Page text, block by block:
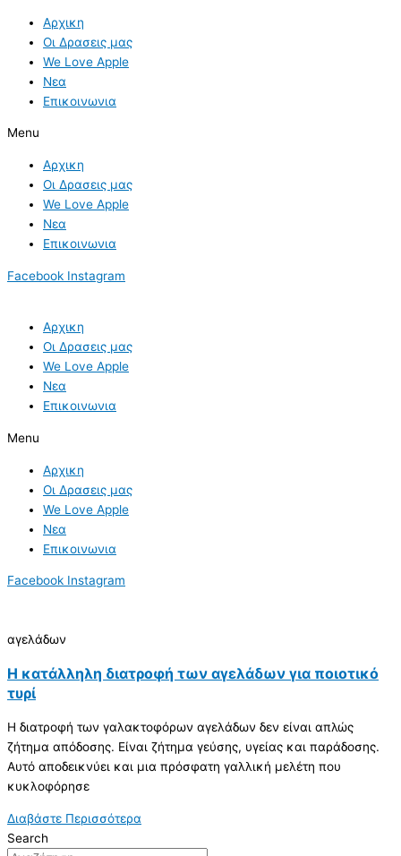
content
Αρχικη
Οι Δρασεις μας
We Love Apple
Νεα
Επικοινωνια
Menu
Αρχικη
Οι Δρασεις μας
We Love Apple
Νεα
Επικοινωνια
Facebook Instagram
Αρχικη
Οι Δρασεις μας
We Love Apple
Νεα
Επικοινωνια
Menu
Αρχικη
Οι Δρασεις μας
We Love Apple
Νεα
Επικοινωνια
Facebook Instagram
αγελάδων
Η κατάλληλη διατροφή των αγελάδων για ποιοτικό
τυρί
Η διατροφή των γαλακτοφόρων αγελάδων δεν είναι απλώς
ζήτημα απόδοσης. Είναι ζήτημα γεύσης, υγείας και παράδοσης.
Αυτό αποδεικνύει και μια πρόσφατη γαλλική μελέτη που
κυκλοφόρησε
Διαβάστε Περισσότερα
Search